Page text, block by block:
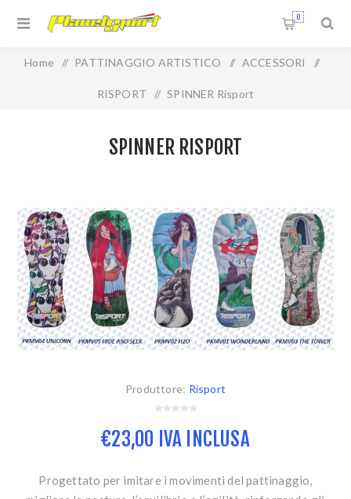
0
Home / PATTINAGGIO ARTISTICO / ACCESSORI /
RISPORT / SPINNER Risport
SPINNER RISPORT
Produttore: Risport
€23,00 IVA INCLUSA
Progettato per imitare i movimenti del pattinaggio,